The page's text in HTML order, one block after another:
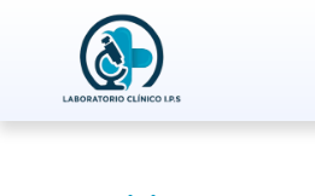
contenido